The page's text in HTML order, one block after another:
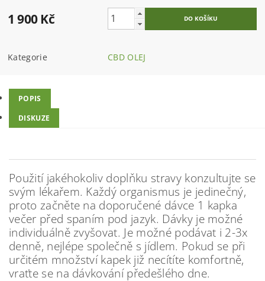
1 900 Kč
Kategorie CBD OLEJ
POPIS
DISKUZE
Použití jakéhokoliv doplňku stravy konzultujte se
svým lékařem. Každý organismus je jedinečný,
proto začněte na doporučené dávce 1 kapka
večer před spaním pod jazyk. Dávky je možné
individuálně zvyšovat. Je možné podávat i 2-3x
denně, nejlépe společně s jídlem. Pokud se při
určitém množství kapek již necítíte komfortně,
vraťte se na dávkování předešlého dne.